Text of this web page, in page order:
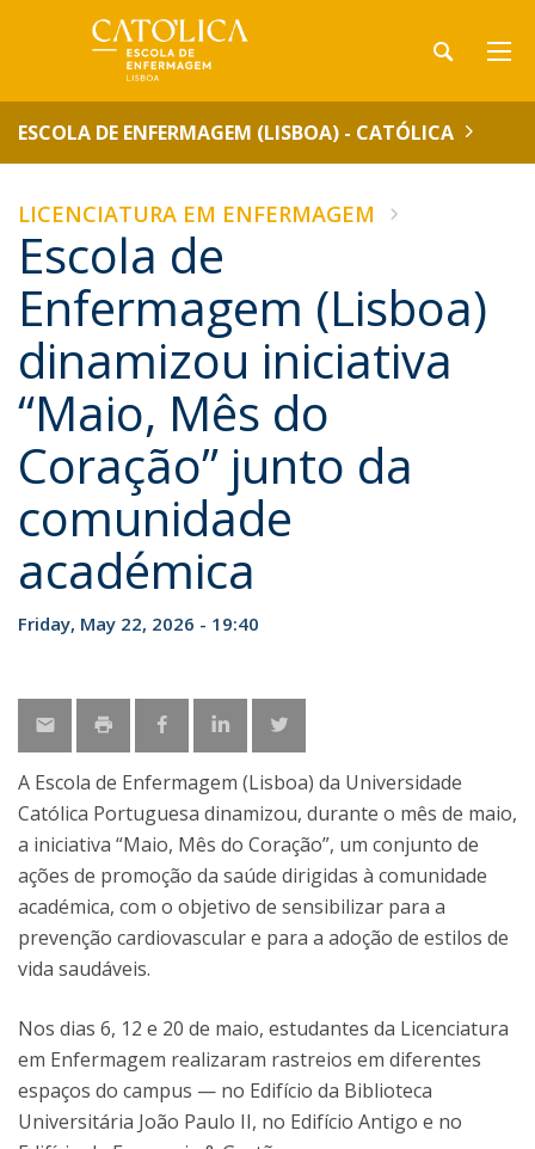
ESCOLA DE ENFERMAGEM (LISBOA) - CATÓLICA
LICENCIATURA EM ENFERMAGEM
Escola de
Enfermagem (Lisboa)
dinamizou iniciativa
“Maio, Mês do
Coração” junto da
comunidade
académica
Friday, May 22, 2026 - 19:40
A Escola de Enfermagem (Lisboa) da Universidade
Católica Portuguesa dinamizou, durante o mês de maio,
a iniciativa “Maio, Mês do Coração”, um conjunto de
ações de promoção da saúde dirigidas à comunidade
académica, com o objetivo de sensibilizar para a
prevenção cardiovascular e para a adoção de estilos de
vida saudáveis.
Nos dias 6, 12 e 20 de maio, estudantes da Licenciatura
em Enfermagem realizaram rastreios em diferentes
espaços do campus — no Edifício da Biblioteca
Universitária João Paulo II, no Edifício Antigo e no